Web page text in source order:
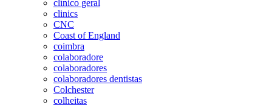
clínico geral
clinics
CNC
Coast of England
coimbra
colaboradore
colaboradores
colaboradores dentistas
Colchester
colheitas